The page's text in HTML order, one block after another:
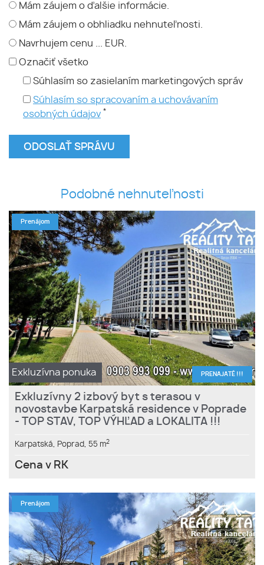
Mám záujem o ďalšie informácie.
Mám záujem o obhliadku nehnuteľnosti.
Navrhujem cenu ... EUR.
Označiť všetko
Súhlasím so zasielaním marketingových správ
Súhlasím so spracovaním a uchovávaním
osobných údajov *
Podobné nehnuteľnosti
Exkluzívna ponuka
Prenájom
PRENAJATÉ !!!
Exkluzívny 2 izbový byt s terasou v
novostavbe Karpatská residence v Poprade
- TOP STAV, TOP VÝHĽAD a LOKALITA !!!
Karpatská, Poprad, 55 m2
Cena v RK
Prenájom